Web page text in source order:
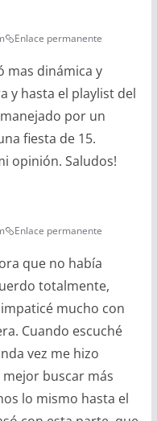
Enlace permanente
mas dinámica y
y hasta el playlist del
por un
fiesta de 15.
opinión. Saludos!
Enlace permanente
que no había
totalmente,
mucho con
Cuando escuché
vez me hizo
buscar más
lo mismo hasta el